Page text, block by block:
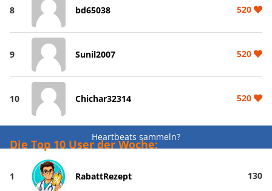
8 bd65038 520
9 Sunil2007 520
10 Chichar32314 520
Heartbeats sammeln?
Die Top 10 User der Woche:
1 RabattRezept 130